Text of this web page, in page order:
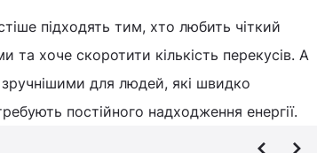
підходять тим, хто любить чіткий
хоче скоротити кількість перекусів. А
для людей, які швидко
постійного надходження енергії.